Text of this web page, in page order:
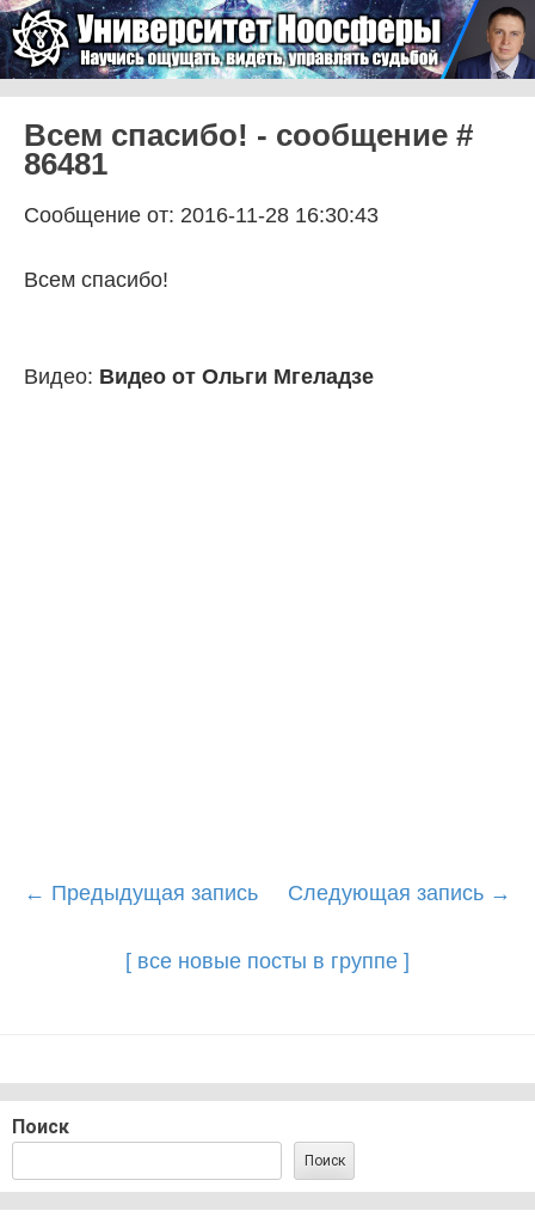
Университет Ноосферы
Всем спасибо! - сообщение #
86481
Сообщение от: 2016-11-28 16:30:43
Всем спасибо!
Видео: Видео от Ольги Мгеладзе
Post
← Предыдущая запись Следующая запись →
[ все новые посты в группе ]
Поиск
Поиск